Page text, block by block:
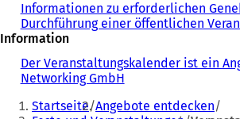
Informationen zu erforderlichen
Durchführung einer öffentlichen
Information
Der Veranstaltungskalender ist ein
Networking GmbH
Sie Startseite Angebote entdecken